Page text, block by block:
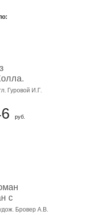
«Р� ...
Гуровой И.Г.
руб.
с
Бровер А.В.